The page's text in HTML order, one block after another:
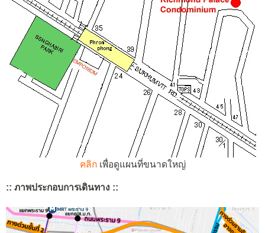
คลิกเพื่อดูแผนที่ขนาดใหญ่
:: ภาพประกอบการเดินทาง ::